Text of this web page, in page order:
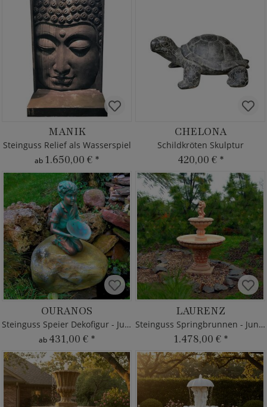
MANIK
Steinguss Relief als Wasserspiel
ab 1.650,00 € *
CHELONA
Schildkröten Skulptur
420,00 € *
OURANOS
Steinguss Speier Dekofigur - Junge
ab 431,00 € *
LAURENZ
Steinguss Springbrunnen - Junge
1.478,00 € *